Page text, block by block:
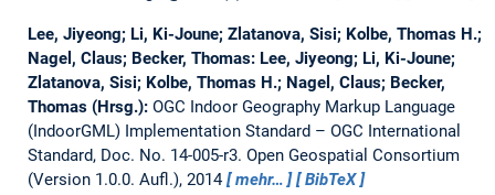
Lee, Jiyeong; Li, Ki-Joune; Zlatanova, Sisi; Kolbe, Thomas H.;
Nagel, Claus; Becker, Thomas: Lee, Jiyeong; Li, Ki-Joune;
Zlatanova, Sisi; Kolbe, Thomas H.; Nagel, Claus; Becker,
Thomas (Hrsg.): OGC Indoor Geography Markup Language
(IndoorGML) Implementation Standard – OGC International
Standard, Doc. No. 14-005-r3. Open Geospatial Consortium
(Version 1.0.0. Aufl.), 2014
mehr… BibTeX